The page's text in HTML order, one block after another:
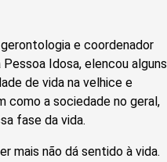
e coordenador
Idosa, elencou alguns
de vida na velhice e
como a sociedade no geral,
fase da vida.
mais não dá sentido à vida.